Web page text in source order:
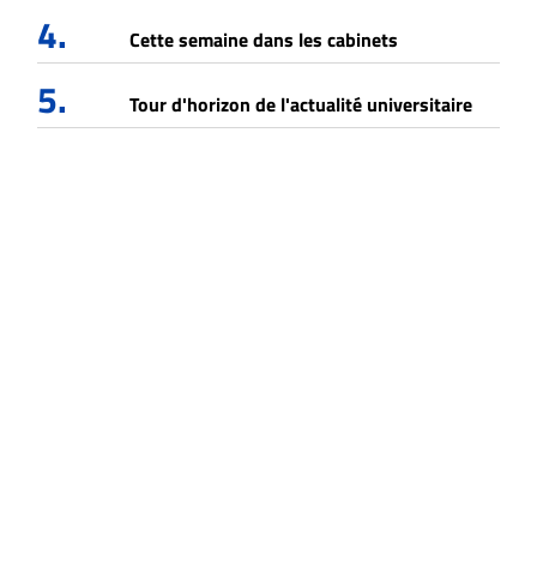
4. Cette semaine dans les cabinets
5. Tour d'horizon de l'actualité universitaire